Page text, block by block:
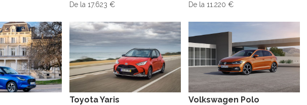
De la 17.623 € De la 11.220 €
Toyota Yaris Volkswagen Polo